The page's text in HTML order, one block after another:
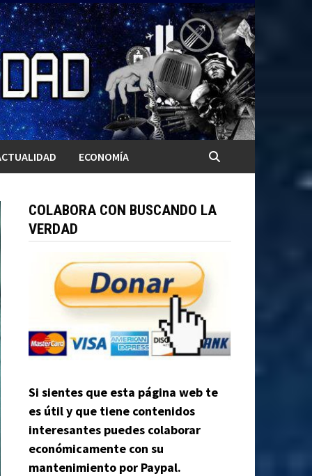
ECONOMÍA
COLABORA CON BUSCANDO LA
VERDAD
Si sientes que esta página web te
es útil y que tiene contenidos
interesantes puedes colaborar
económicamente con su
mantenimiento por Paypal.